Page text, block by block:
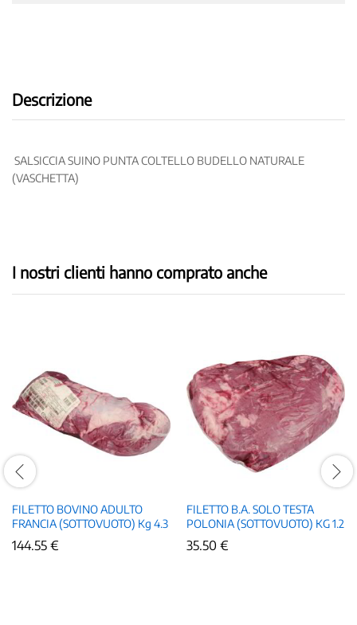
Descrizione
SALSICCIA SUINO PUNTA COLTELLO BUDELLO NATURALE
(VASCHETTA)
I nostri clienti hanno comprato anche
FILETTO BOVINO ADULTO
FRANCIA (SOTTOVUOTO) Kg 4.3
144.55 €
FILETTO B.A. SOLO TESTA
POLONIA (SOTTOVUOTO) KG 1.2
35.50 €